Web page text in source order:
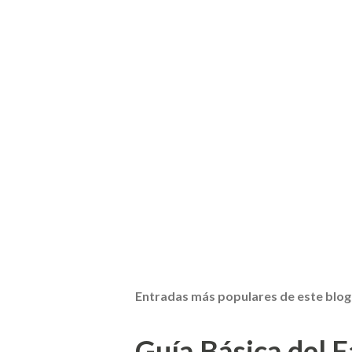
Entradas más populares de este blog